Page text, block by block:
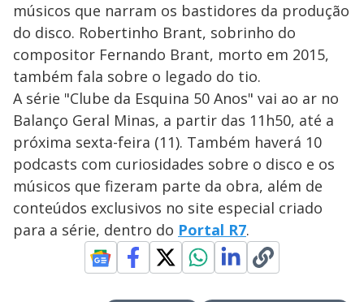
músicos que narram os bastidores da produção
do disco. Robertinho Brant, sobrinho do
compositor Fernando Brant, morto em 2015,
também fala sobre o legado do tio.
A série "Clube da Esquina 50 Anos" vai ao ar no
Balanço Geral Minas, a partir das 11h50, até a
próxima sexta-feira (11). Também haverá 10
podcasts com curiosidades sobre o disco e os
músicos que fizeram parte da obra, além de
conteúdos exclusivos no site especial criado
para a série, dentro do Portal R7.